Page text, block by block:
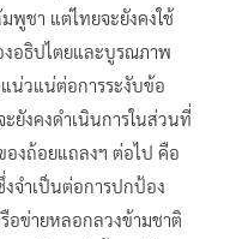
พูชา แต่ไทยจะยังคงใช้
อธิปไตยและบูรณภาพ
น่วแน่ต่อการระงับข้อ
ยังคงดำเนินการในส่วนที่
งถ้อยแถลงฯ ต่อไป คือ
จำเป็นต่อการปกป้อง
อข่ายหลอกลวงข้ามชาติ